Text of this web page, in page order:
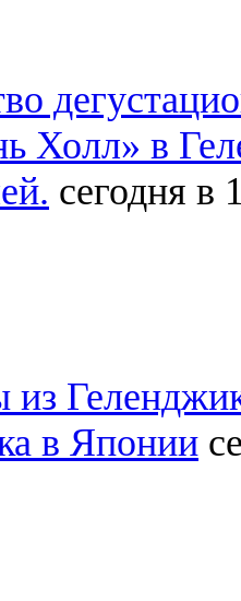
Холл» в
сегодня в
из
в Японии